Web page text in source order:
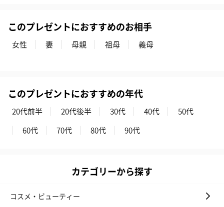
スイーツを同梱してお届けいたします。ギフトへの＋αにおすすめ
ゼリーバウム カット
3層デザート
このプレゼントにおすすめのお相手
女性 妻 母親 祖母 義母
このプレゼントにおすすめの年代
20代前半 20代後半 30代 40代
50代
60代
70代 80代 90代
カテゴリーから探す
コスメ・ビューティー